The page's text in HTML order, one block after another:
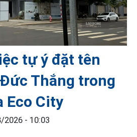
tự ý đặt tên
Thắng trong
Eco City
2026 - 10:03